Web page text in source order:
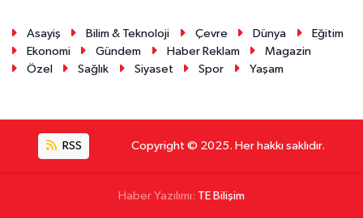
Asayiş Bilim & Teknoloji Çevre Dünya
Eğitim
Ekonomi
Gündem Haber Reklam
Magazin
Özel
Sağlık Siyaset Spor Yaşam
RSS Copyright © 2025. Her hakkı saklıdır.
Haber Yazılımı: TE Bilişim